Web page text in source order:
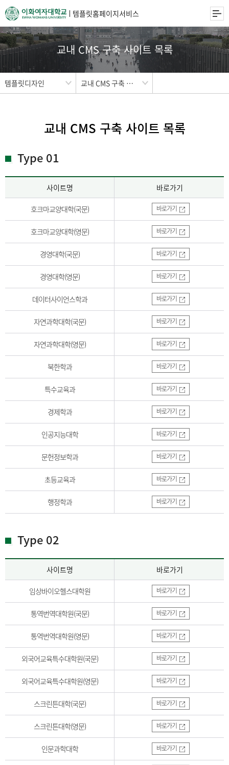
템플릿홈페이지서비스
교내 CMS 구축 사이트 목록
템플릿디자인 교내 CMS 구축 사이트 목록
교내 CMS 구축 사이트 목록
Type 01
사이트명 바로가기
호크마교양대학(국문) 바로가기
호크마교양대학(영문) 바로가기
경영대학(국문) 바로가기
경영대학(영문) 바로가기
데이터사이언스학과 바로가기
자연과학대학(국문) 바로가기
자연과학대학(영문) 바로가기
북한학과 바로가기
특수교육과 바로가기
경제학과 바로가기
인공지능대학 바로가기
문헌정보학과 바로가기
초등교육과 바로가기
행정학과 바로가기
Type 02
사이트명 바로가기
임상바이오헬스대학원 바로가기
통역번역대학원(국문) 바로가기
통역번역대학원(영문) 바로가기
외국어교육특수대학원(국문) 바로가기
외국어교육특수대학원(영문) 바로가기
스크린튼대학(국문) 바로가기
스크린튼대학(영문) 바로가기
인문과학대학 바로가기